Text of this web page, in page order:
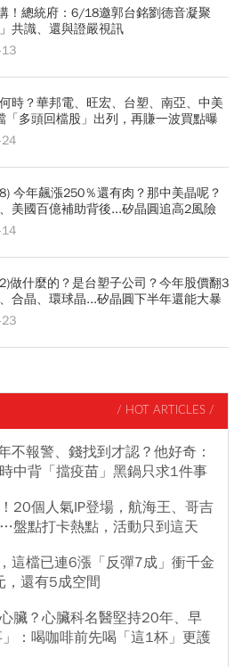
！總統府：6/18邀郭台銘劉德音凝聚
」共識、還與證嚴視訊
時？華邦電、旺宏、台塑、南亞、中美
「多頭回檔股」出列，再賺一波買點曝
今年飆漲250％還有肉？那中美晶呢？
美國百億補助背後...矽晶圓追高2風險
做什麼的？是台塑子公司？今年股價翻3
合晶、環球晶...矽晶圓下半年還能大暴
/ HOT ARTICLES /
不報警、錢找到才認？他好奇：
中背「擋疫苗」黑鍋只求1件事
20個人氣IP登場，航海王、哥吉
盤點打卡熱點，活動只到這天
這檔已連6漲「反彈7成」衝千金
還有5成空間
臟？心臟科名醫堅持20年、早
：喝咖啡前先喝「這1杯」更護